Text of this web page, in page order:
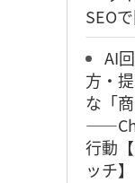
SEO
AI
方・
な「
行動
ッチ】